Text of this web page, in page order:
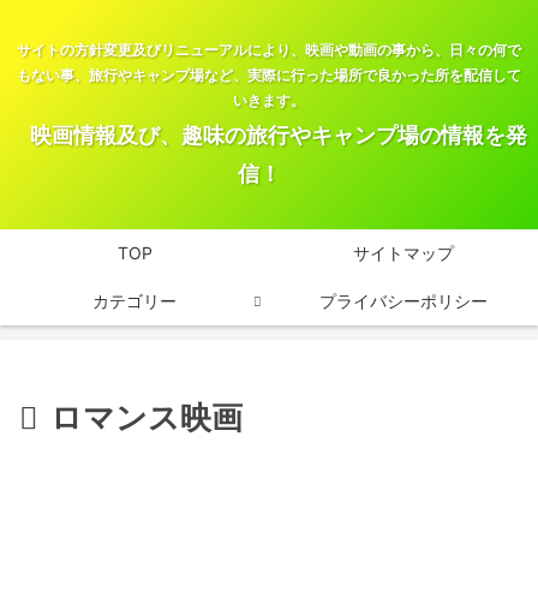
サイトの方針変更及びリニューアルにより、映画や動画の事から、日々の何で
もない事、旅行やキャンプ場など、実際に行った場所で良かった所を配信して
いきます。
映画情報及び、趣味の旅行やキャンプ場の情報を発
信！
TOP サイトマップ
カテゴリー プライバシーポリシー
ロマンス映画